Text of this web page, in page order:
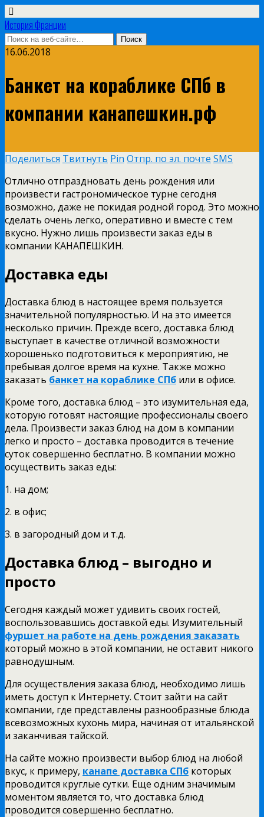
История Франции
16.06.2018
Банкет на кораблике СПб в
компании канапешкин.рф
Поделиться Твитнуть Pin Отпр. по эл. почте SMS
Отлично отпраздновать день рождения или
произвести гастрономическое турне сегодня
возможно, даже не покидая родной город. Это можно
сделать очень легко, оперативно и вместе с тем
вкусно. Нужно лишь произвести заказ еды в
компании КАНАПЕШКИН.
Доставка еды
Доставка блюд в настоящее время пользуется
значительной популярностью. И на это имеется
несколько причин. Прежде всего, доставка блюд
выступает в качестве отличной возможности
хорошенько подготовиться к мероприятию, не
пребывая долгое время на кухне. Также можно
заказать банкет на кораблике СПб или в офисе.
Кроме того, доставка блюд – это изумительная еда,
которую готовят настоящие профессионалы своего
дела. Произвести заказ блюд на дом в компании
легко и просто – доставка проводится в течение
суток совершенно бесплатно. В компании можно
осуществить заказ еды:
1. на дом;
2. в офис;
3. в загородный дом и т.д.
Доставка блюд – выгодно и
просто
Сегодня каждый может удивить своих гостей,
воспользовавшись доставкой еды. Изумительный
фуршет на работе на день рождения заказать
который можно в этой компании, не оставит никого
равнодушным.
Для осуществления заказа блюд, необходимо лишь
иметь доступ к Интернету. Стоит зайти на сайт
компании, где представлены разнообразные блюда
всевозможных кухонь мира, начиная от итальянской
и заканчивая тайской.
На сайте можно произвести выбор блюд на любой
вкус, к примеру, канапе доставка СПб которых
проводится круглые сутки. Еще одним значимым
моментом является то, что доставка блюд
проводится совершенно бесплатно.